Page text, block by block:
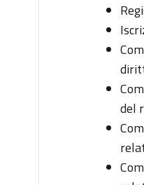
del